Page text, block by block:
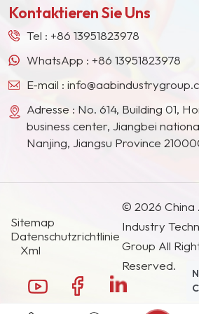
Südostasien, Japan, Südkorea und
Ländern und Regionen geworden.
Kontaktieren Sie Uns
Tel : +86 13951823978
WhatsApp : +86 13951823978
E-mail :
Adresse : No. 614, Building 01,
business center, Jiangbei
Nanjing, Jiangsu Province
Sitemap
Datenschutzrichtlinie
Xml
© 2026 China
Industry
Group All
Reserved.